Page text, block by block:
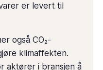
er levert til
også CO₂-
klimaffekten.
aktører i bransjen å